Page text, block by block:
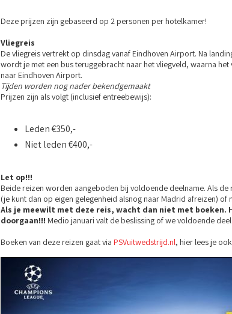
Deze prijzen zijn gebaseerd op 2 personen per hotelkamer!
Vliegreis
De vliegreis vertrekt op dinsdag vanaf Eindhoven Airport. Na
wordt je met een bus teruggebracht naar het vliegveld, waarna
naar Eindhoven Airport.
Tijden worden nog nader bekendgemaakt
Prijzen zijn als volgt (inclusief entreebewijs):
Leden €350,-
Niet leden €400,-
Let op!!!
Beide reizen worden aangeboden bij voldoende deelname. Als
(je kunt dan op eigen gelegenheid alsnog naar Madrid afreizen) of
Als je meewilt met deze reis, wacht dan niet met
doorgaan!!! Medio januari valt de beslissing of we voldoende
Boeken van deze reizen gaat via PSVuitwedstrijd.nl, hier lees je